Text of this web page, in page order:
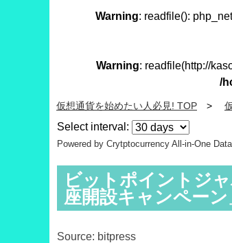
Warning: readfile():
Warning: readfile(http://
/
仮想通貨を始めたい人必見! TOP
Select interval:
Powered by Crytptocurrency All-in-One
ビットポイントジ
座開設キャンペーン
Source: bitpress